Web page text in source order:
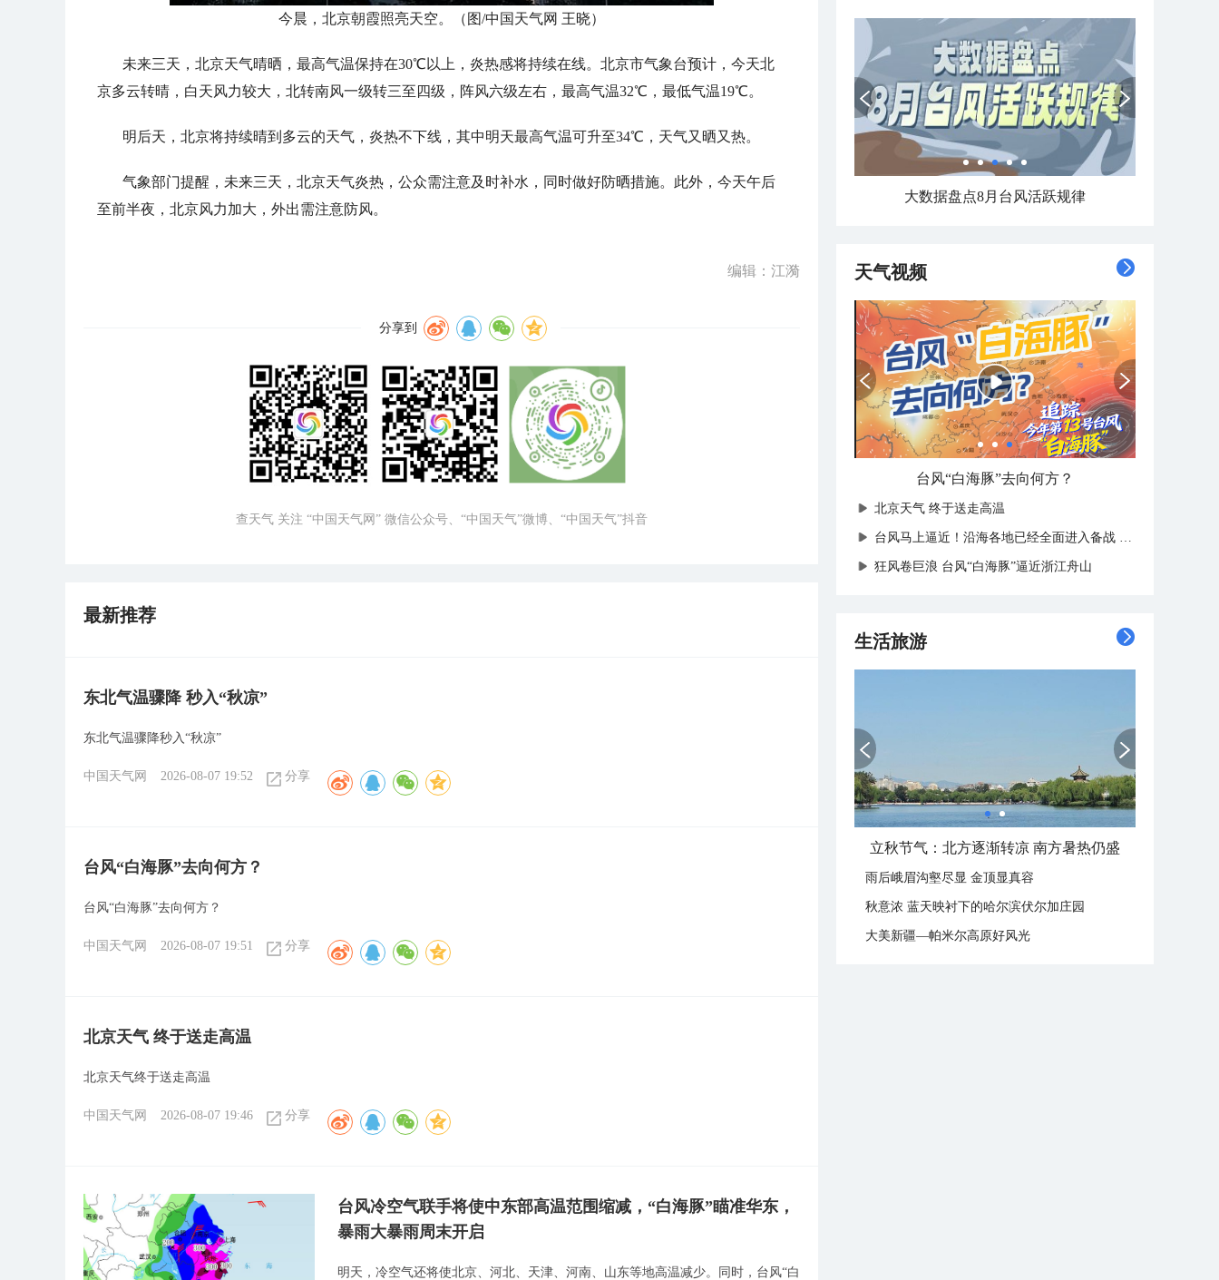
今晨，北京朝霞照亮天空。（图/中国天气网 王晓）
未来三天，北京天气晴晒，最高气温保持在30℃以上，炎热感将持续在线。北京市气象台预计，今天北
京多云转晴，白天风力较大，北转南风一级转三至四级，阵风六级左右，最高气温32℃，最低气温19℃。
明后天，北京将持续晴到多云的天气，炎热不下线，其中明天最高气温可升至34℃，天气又晒又热。
气象部门提醒，未来三天，北京天气炎热，公众需注意及时补水，同时做好防晒措施。此外，今天午后
至前半夜，北京风力加大，外出需注意防风。
编辑：江漪
分享到
查天气 关注 “中国天气网” 微信公众号、“中国天气”微博、“中国天气”抖音
最新推荐
东北气温骤降 秒入“秋凉”
东北气温骤降秒入“秋凉”
中国天气网 2026-08-07 19:52 分享
台风“白海豚”去向何方？
台风“白海豚”去向何方？
中国天气网 2026-08-07 19:51 分享
北京天气 终于送走高温
北京天气终于送走高温
中国天气网 2026-08-07 19:46 分享
台风冷空气联手将使中东部高温范围缩减，“白海豚”瞄准华东，
暴雨大暴雨周末开启
明天，冷空气还将使北京、河北、天津、河南、山东等地高温减少。同时，台风“白
天气视频
中国天气独家解读-台风“白海豚”
北京天气 终于送走高温
台风马上逼近！沿海各地已经全面进入备战状态
狂风卷巨浪 台风“白海豚”逼近浙江舟山
生活旅游
雨后峨眉沟壑尽显 金顶显真容
秋意浓 蓝天映衬下的哈尔滨伏尔加庄园
大美新疆—帕米尔高原好风光